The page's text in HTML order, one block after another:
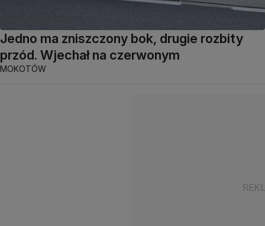
Jedno ma zniszczony bok, drugie rozbity
przód. Wjechał na czerwonym
MOKOTÓW